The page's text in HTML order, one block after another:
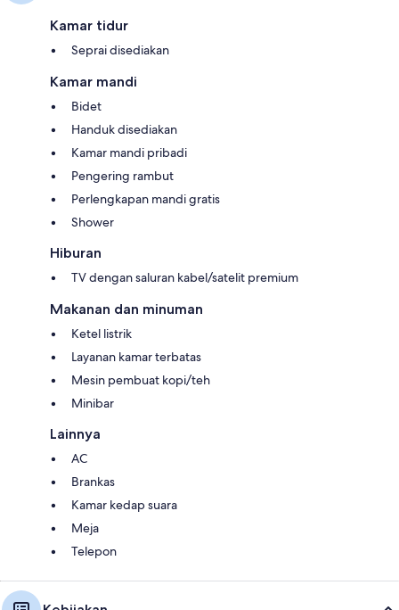
Kamar tidur
Seprai disediakan
Kamar mandi
Bidet
Handuk disediakan
Kamar mandi pribadi
Pengering rambut
Perlengkapan mandi gratis
Shower
Hiburan
TV dengan saluran kabel/satelit premium
Makanan dan minuman
Ketel listrik
Layanan kamar terbatas
Mesin pembuat kopi/teh
Minibar
Lainnya
AC
Brankas
Kamar kedap suara
Meja
Telepon